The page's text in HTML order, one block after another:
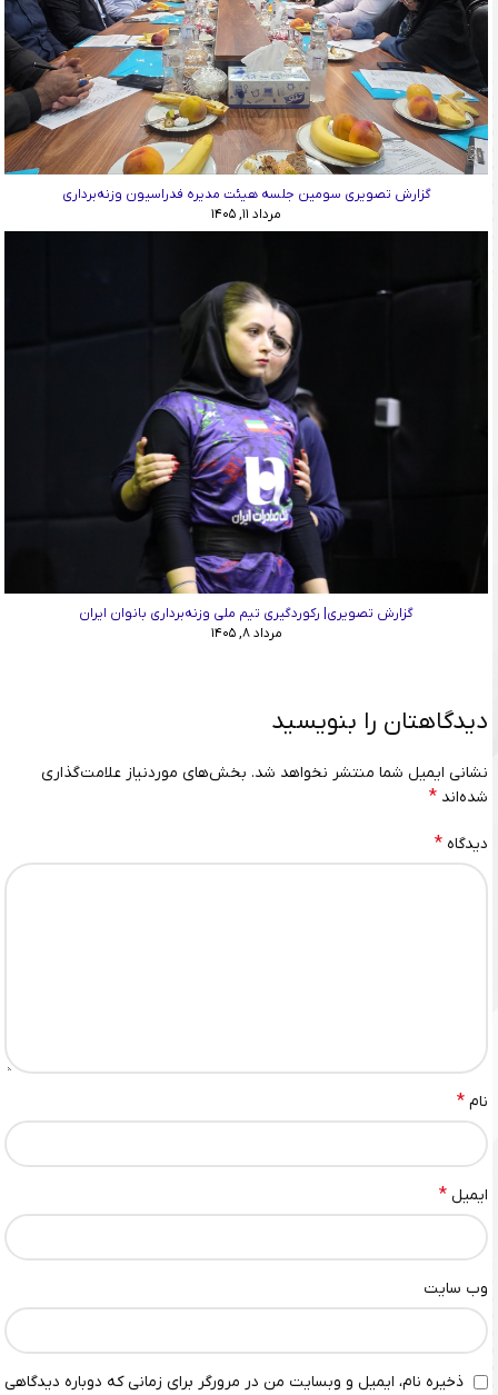
گزارش تصویری سومین جلسه هیئت مدیره فدراسیون وزنه‌برداری
مرداد ۱۱, ۱۴۰۵
گزارش تصویری| رکوردگیری تیم ملی وزنه‌برداری بانوان ایران
مرداد ۸, ۱۴۰۵
دیدگاهتان را بنویسید
نشانی ایمیل شما منتشر نخواهد شد. بخش‌های موردنیاز علامت‌گذاری
شده‌اند *
دیدگاه *
نام *
ایمیل *
وب‌ سایت
ذخیره نام، ایمیل و وبسایت من در مرورگر برای زمانی که دوباره دیدگاهی